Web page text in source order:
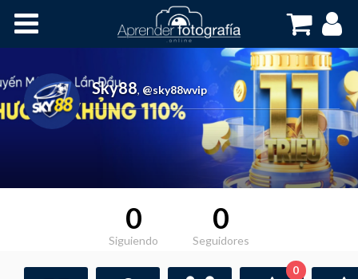
Cursos OnLine
Sky88, @sky88wvip
0
Siguiendo
0
Seguidores
0